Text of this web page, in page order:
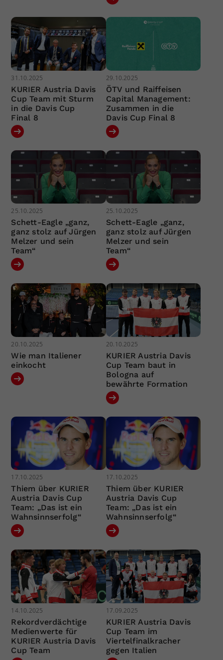
31.10.2025
KURIER Austria Davis
Cup Team mit Sturm
in die Davis Cup
Final 8
29.10.2025
ÖTV und Raiffeisen
Capital Management:
Zusammen in die
Davis Cup Final 8
25.10.2025
Schett-Eagle „ganz,
ganz stolz auf Jürgen
Melzer und sein
Team“
25.10.2025
Schett-Eagle „ganz,
ganz stolz auf Jürgen
Melzer und sein
Team“
20.10.2025
Wie man Italiener
einkocht
20.10.2025
KURIER Austria Davis
Cup Team baut in
Bologna auf
bewährte Formation
17.10.2025
Thiem über KURIER
Austria Davis Cup
Team: „Das ist ein
Wahnsinnserfolg“
17.10.2025
Thiem über KURIER
Austria Davis Cup
Team: „Das ist ein
Wahnsinnserfolg“
14.10.2025
Rekordverdächtige
Medienwerte für
KURIER Austria Davis
Cup Team
17.09.2025
KURIER Austria Davis
Cup Team im
Viertelfinalkracher
gegen Italien